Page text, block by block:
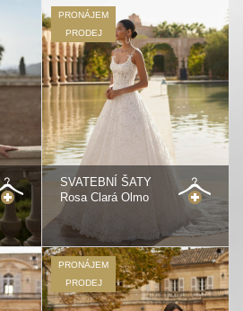
PRONÁJEM
PRODEJ
SVATEBNÍ ŠATY
Rosa Clará Olmo
PRONÁJEM
PRODEJ